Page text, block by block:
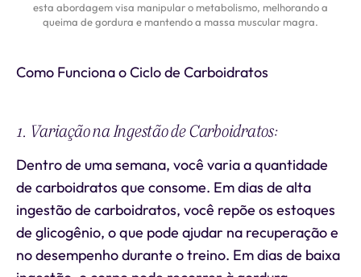
esta abordagem visa manipular o metabolismo, melhorando a
queima de gordura e mantendo a massa muscular magra.
Como Funciona o Ciclo de Carboidratos
1. Variação na Ingestão de Carboidratos:
Dentro de uma semana, você varia a quantidade
de carboidratos que consome. Em dias de alta
ingestão de carboidratos, você repõe os estoques
de glicogênio, o que pode ajudar na recuperação e
no desempenho durante o treino. Em dias de baixa